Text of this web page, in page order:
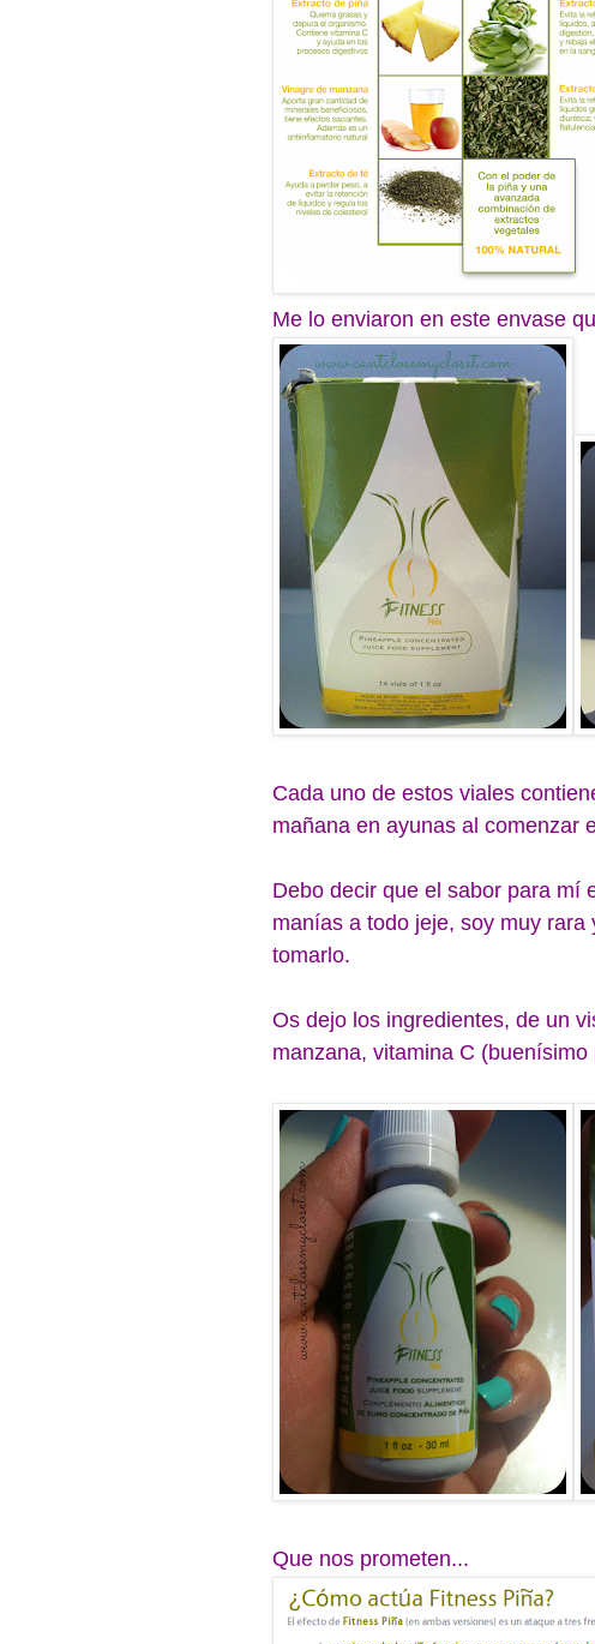
Me lo enviaron en este envase
Cada uno de estos viales
mañana en ayunas al comenzar
Debo decir que el sabor para mí
manías a todo jeje, soy muy
tomarlo.
Os dejo los ingredientes, de un
manzana, vitamina C
Que nos prometen...